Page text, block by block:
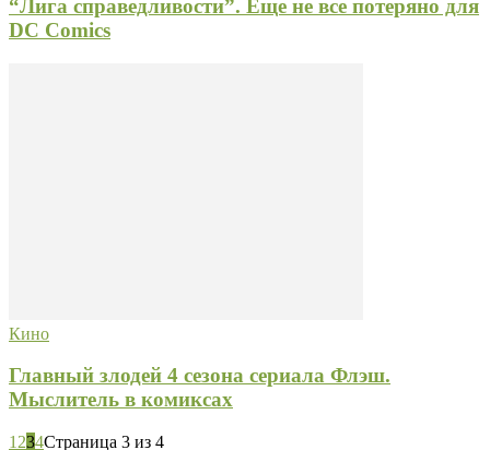
“Лига справедливости”. Еще не все потеряно для
DC Comics
Кино
Главный злодей 4 сезона сериала Флэш.
Мыслитель в комиксах
1 234Страница 3 из 4